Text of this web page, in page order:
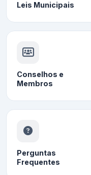
Leis Municipais
Conselhos e
Membros
Perguntas
Frequentes